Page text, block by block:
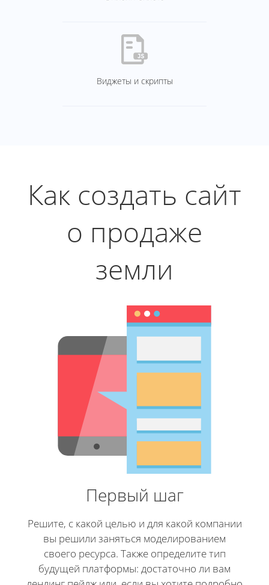
Виджеты и скрипты
Как создать сайт
о продаже
земли
Первый шаг
Решите, с какой целью и для какой компании
вы решили заняться моделированием
своего ресурса. Также определите тип
будущей платформы: достаточно ли вам